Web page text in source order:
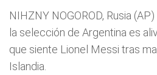
NIHZNY NOGOROD, Rusia
la selección de Argentina es
que siente Lionel Messi tras
Islandia.